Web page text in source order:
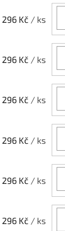
296 Kč / ks
296 Kč / ks
296 Kč / ks
296 Kč / ks
296 Kč / ks
296 Kč / ks